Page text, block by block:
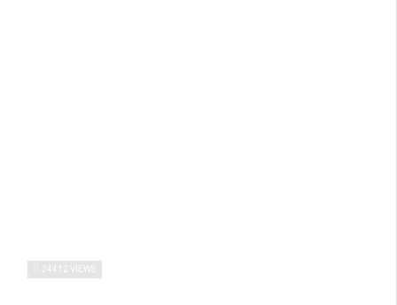
24412 VIEWS